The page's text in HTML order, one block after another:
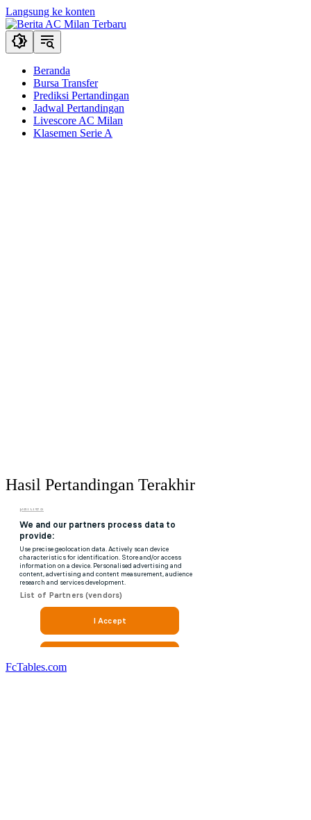
Langsung ke konten
Beranda
Bursa Transfer
Prediksi Pertandingan
Jadwal Pertandingan
Livescore AC Milan
Klasemen Serie A
Hasil Pertandingan Terakhir
FcTables.com